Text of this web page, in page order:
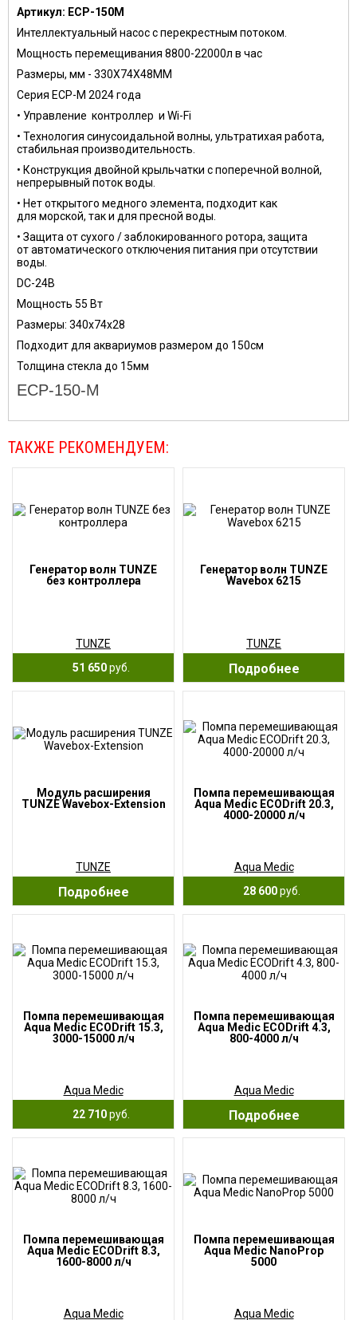
Артикул: ECP-150M
Интеллектуальный насос с перекрестным потоком.
Мощность перемещивания 8800-22000л в час
Размеры, мм - 330X74X48MM
Серия ECP-M 2024 года
• Управление контроллер и Wi-Fi
• Технология синусоидальной волны, ультратихая работа,
стабильная производительность.
• Конструкция двойной крыльчатки с поперечной волной,
непрерывный поток воды.
• Нет открытого медного элемента, подходит как
для морской, так и для пресной воды.
• Защита от сухого / заблокированного ротора, защита
от автоматического отключения питания при отсутствии
воды.
DC-24В
Мощность 55 Вт
Размеры: 340х74х28
Подходит для аквариумов размером до 150см
Толщина стекла до 15мм
ECP-150-M
ТАКЖЕ РЕКОМЕНДУЕМ:
Генератор волн TUNZE
без контроллера
TUNZE
51 650руб.
Генератор волн TUNZE
Wavebox 6215
TUNZE
Подробнее
Модуль расширения
TUNZE Wavebox-Extension
TUNZE
Подробнее
Помпа перемешивающая
Aqua Medic ECODrift 20.3,
4000-20000 л/ч
Aqua Medic
28 600руб.
Помпа перемешивающая
Aqua Medic ECODrift 15.3,
3000-15000 л/ч
Aqua Medic
22 710руб.
Помпа перемешивающая
Aqua Medic ECODrift 4.3,
800-4000 л/ч
Aqua Medic
Подробнее
Помпа перемешивающая
Aqua Medic ECODrift 8.3,
1600-8000 л/ч
Aqua Medic
Помпа перемешивающая
Aqua Medic NanoProp
5000
Aqua Medic